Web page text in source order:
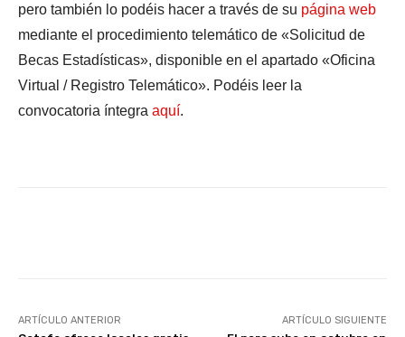
pero también lo podéis hacer a través de su página web
mediante el procedimiento telemático de «Solicitud de
Becas Estadísticas», disponible en el apartado «Oficina
Virtual / Registro Telemático». Podéis leer la
convocatoria íntegra aquí.
ARTÍCULO ANTERIOR ARTÍCULO SIGUIENTE